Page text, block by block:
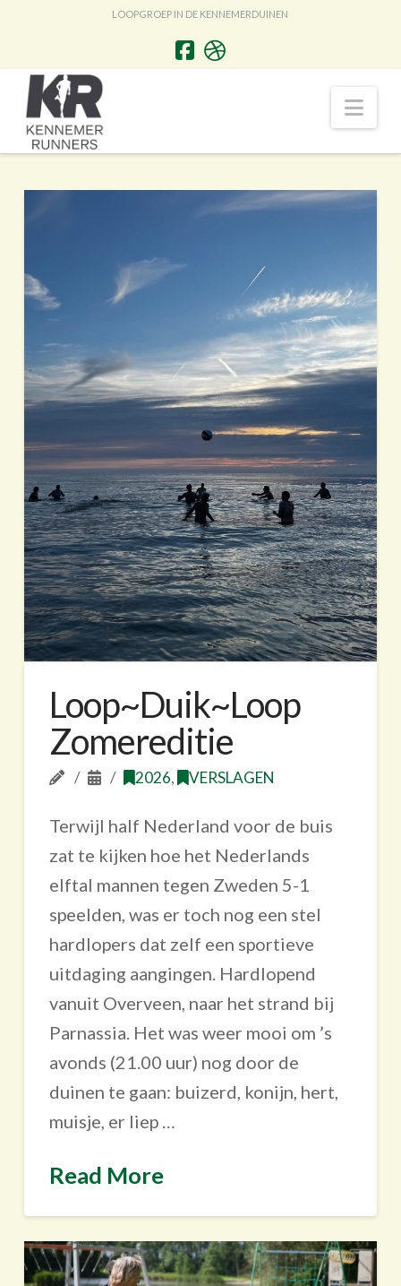
LOOPGROEP IN DE KENNEMERDUINEN
Loop~Duik~Loop
Zomereditie
2026, VERSLAGEN
Terwijl half Nederland voor de buis
zat te kijken hoe het Nederlands
elftal mannen tegen Zweden 5-1
speelden, was er toch nog een stel
hardlopers dat zelf een sportieve
uitdaging aangingen. Hardlopend
vanuit Overveen, naar het strand bij
Parnassia. Het was weer mooi om ’s
avonds (21.00 uur) nog door de
duinen te gaan: buizerd, konijn, hert,
muisje, er liep …
Read More